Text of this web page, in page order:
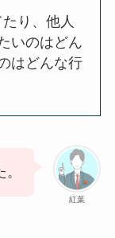
り、他人
いのはどん
はどんな行
紅葉